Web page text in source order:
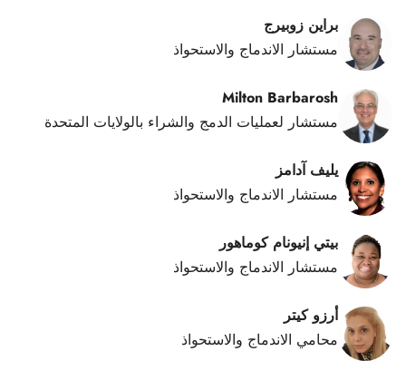
براين زوبيرج
مستشار الاندماج والاستحواذ
Milton Barbarosh
مستشار لعمليات الدمج والشراء بالولايات المتحدة
يليف آدامز
مستشار الاندماج والاستحواذ
بيتي إنيونام كوماهور
مستشار الاندماج والاستحواذ
أرزو كيتر
محامي الاندماج والاستحواذ